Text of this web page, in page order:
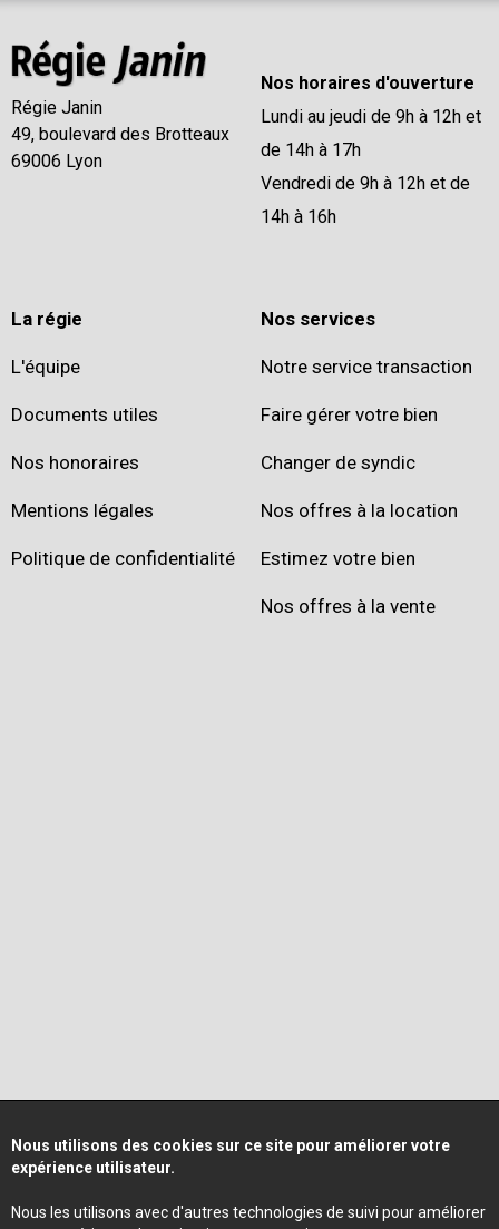
Régie Janin
49, boulevard des Brotteaux
69006 Lyon
Nos horaires d'ouverture
Lundi au jeudi de 9h à 12h et
de 14h à 17h
Vendredi de 9h à 12h et de
14h à 16h
La régie
L'équipe
Documents utiles
Nos honoraires
Mentions légales
Politique de confidentialité
Nos services
Notre service transaction
Faire gérer votre bien
Changer de syndic
Nos offres à la location
Estimez votre bien
Nos offres à la vente
Nous utilisons des cookies sur ce site pour améliorer votre
expérience utilisateur.
Nous les utilisons avec d'autres technologies de suivi pour améliorer